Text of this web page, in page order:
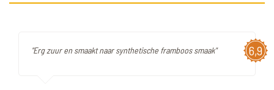
6,9
"Erg zuur en smaakt naar synthetische framboos smaak"